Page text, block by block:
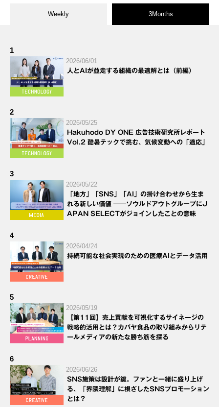
Weekly 3Months
1
2026/06/01
人とAIが並走する組織の最適解とは（前編）
2
2026/05/25
Hakuhodo DY ONE 広告技術研究所レポート
Vol.2 酷暑テックで挑む、気候変動への「適応」
3
2026/05/22
「地方」「SNS」「AI」の掛け合わせから生ま
れる新しい価値 ──ソウルドアウトグループにJ
APAN SELECTがジョインしたことの意味
4
2026/04/24
持続可能な社会実現のための医療AIとデータ活用
5
2026/05/19
【第11回】売上貢献を可視化するサイネージの
戦略的活用とは？カバヤ食品の取り組みからリテ
ールメディアの新たな勝ち筋を探る
6
2026/06/26
SNS施策は設計が鍵。ファンと一緒に盛り上げ
る、「界隈理解」に根ざしたSNSプロモーション
とは？